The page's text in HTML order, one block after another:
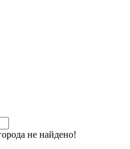
не найдено!